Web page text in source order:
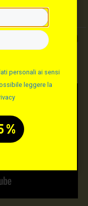
Supply
PER IL TUO
STUDIO
personali ai sensi
leggere la